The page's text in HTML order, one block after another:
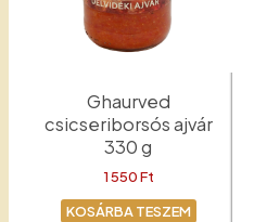
Ghaurved
csicseriborsós ajvár
330 g
1 550Ft
KOSÁRBA TESZEM